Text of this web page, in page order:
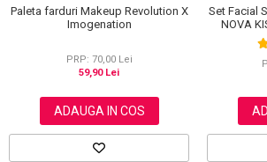
Paleta farduri Makeup Revolution X
Imogenation
PRP: 70,00 Lei
59,90 Lei
ADAUGA IN COS
Set Facial
NOVA
Power si